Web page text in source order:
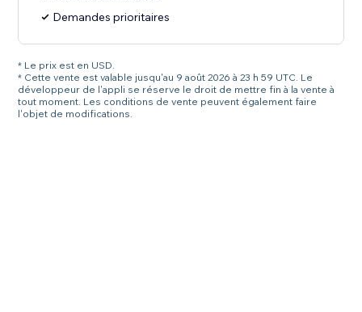
Demandes prioritaires
* Le prix est en USD.
* Cette vente est valable jusqu'au 9 août 2026 à 23 h 59 UTC. Le
développeur de l'appli se réserve le droit de mettre fin à la vente à
tout moment. Les conditions de vente peuvent également faire
l'objet de modifications.